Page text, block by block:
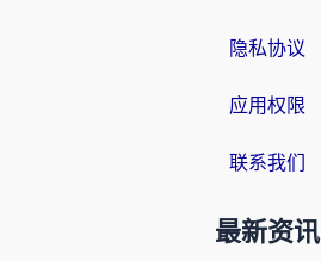
隐私协议
应用权限
联系我们
最新资讯